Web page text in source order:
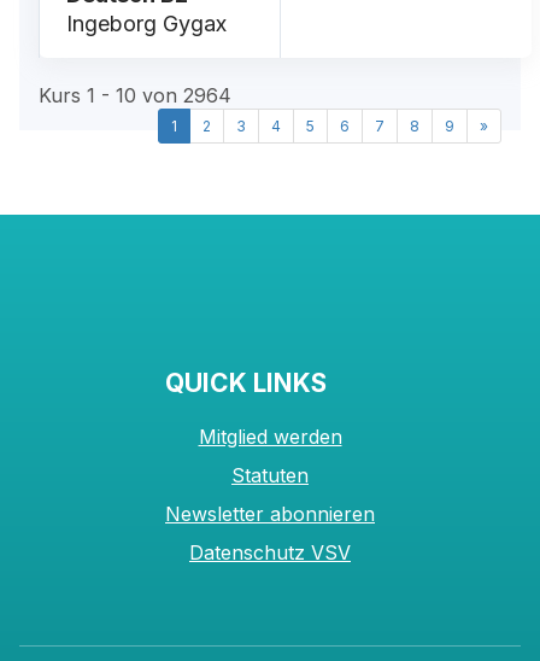
Ingeborg Gygax
Kurs 1 - 10 von 2964
1 2 3 4 5 6 7 8 9 »
QUICK LINKS
Mitglied werden
Statuten
Newsletter abonnieren
Datenschutz VSV